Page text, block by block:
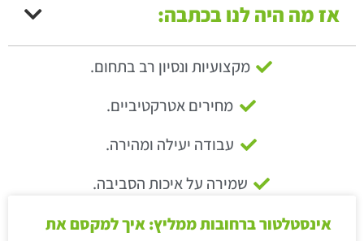
אז מה היה לנו בכתבה:
מקצועיות ונסיון רב בתחום.
מחירים אטרקטיביים.
עבודה יעילה ומהירה.
שמירה על איכות הסביבה.
אינסטלטור ברחובות ממליץ: איך למקסם את